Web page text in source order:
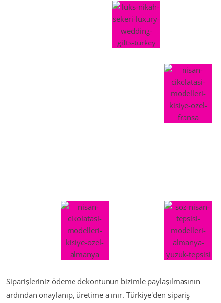
Siparişleriniz ödeme dekontunun bizimle paylaşılmasının
ardından onaylanıp, üretime alınır. Türkiye'den sipariş